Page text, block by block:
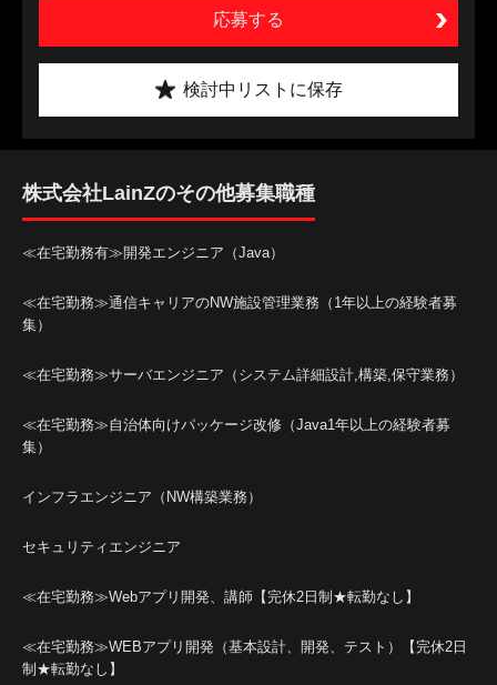
応募する
検討中リストに保存
株式会社LainZのその他募集職種
≪在宅勤務有≫開発エンジニア（Java）
≪在宅勤務≫通信キャリアのNW施設管理業務（1年以上の経験者募
集）
≪在宅勤務≫サーバエンジニア（システム詳細設計,構築,保守業務）
≪在宅勤務≫自治体向けパッケージ改修（Java1年以上の経験者募
集）
インフラエンジニア（NW構築業務）
セキュリティエンジニア
≪在宅勤務≫Webアプリ開発、講師【完休2日制★転勤なし】
≪在宅勤務≫WEBアプリ開発（基本設計、開発、テスト）【完休2日
制★転勤なし】